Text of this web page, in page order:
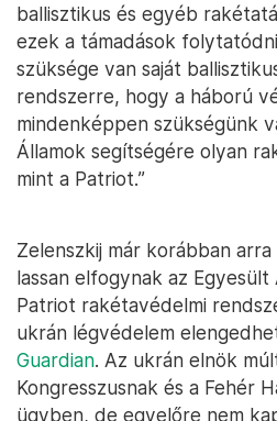
ballisztikus és egyéb
ezek a támadások
szüksége van saját
rendszerre, hogy a háború
mindenképpen szükségünk
Államok segítségére olyan
mint a Patriot.”
Zelenszkij már korábban
lassan elfogynak az
Patriot rakétavédelmi
ukrán légvédelem
Guardian. Az ukrán elnök
Kongresszusnak és a Fehér
ügyben, de egyelőre nem